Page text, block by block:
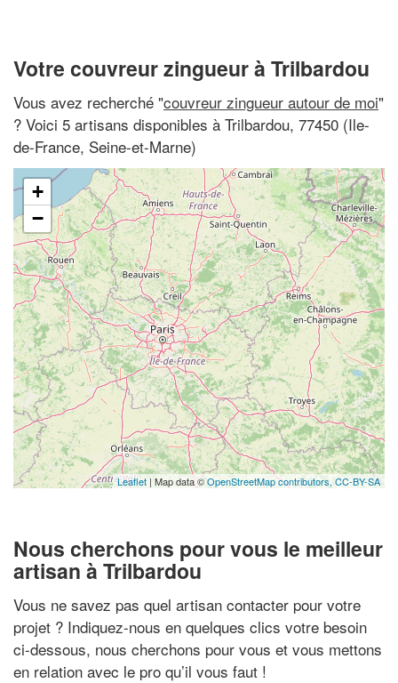
Votre couvreur zingueur à Trilbardou
Vous avez recherché "couvreur zingueur autour de moi"
? Voici 5 artisans disponibles à Trilbardou, 77450 (Ile-
de-France, Seine-et-Marne)
+
−
Leaflet | Map data ©OpenStreetMap contributors, CC-BY-SA
Nous cherchons pour vous le meilleur
artisan à Trilbardou
Vous ne savez pas quel artisan contacter pour votre
projet ? Indiquez-nous en quelques clics votre besoin
ci-dessous, nous cherchons pour vous et vous mettons
en relation avec le pro qu’il vous faut !